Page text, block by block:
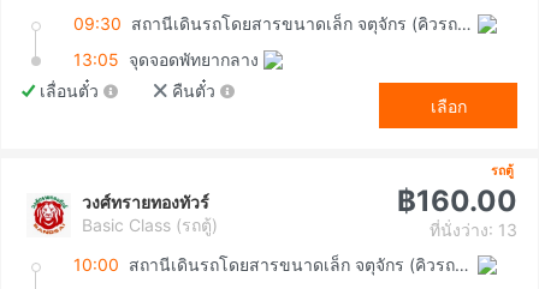
09:30
สถานีเดินรถโดยสารขนาดเล็ก จตุจักร (คิวรถตู้หมอชิต 2)
13:05 จุดจอดพัทยากลาง
เลื่อนตั๋ว
คืนตั๋ว
เลือก
รถตู้
วงศ์ทรายทองทัวร์
Basic Class (รถตู้)
฿160.00
ที่นั่งว่าง: 13
10:00
สถานีเดินรถโดยสารขนาดเล็ก จตุจักร (คิวรถตู้หมอชิต 2)